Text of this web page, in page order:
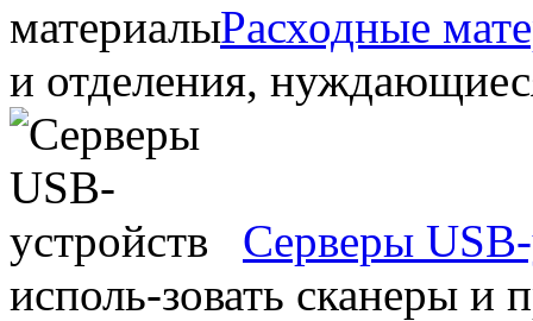
Расходные
и отделения,
Серверы
исполь-зовать сканеры и